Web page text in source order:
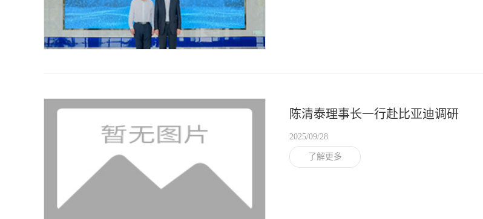
陈清泰理事长一行赴比亚迪调研
2025/09/28
了解更多